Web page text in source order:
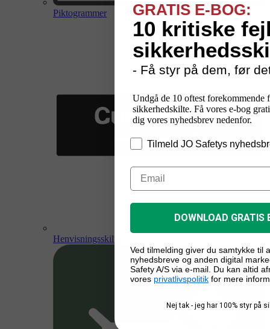
Piktogrammer
Henvisningsskilte
GRATIS E-BOG:
10 kritiske
- Få styr på dem, før
Undgå de 10 oftest forekommende
sikkerhedskilte. Få vores e-bog
dig vores nyhedsbrev nedenfor.
Tilmeld JO Safetys
DOWNLOAD GRATIS
Ved tilmelding giver du samtykke til
nyhedsbreve og anden digital
Safety A/S via e-mail. Du kan altid
vores privatlivspolitik for mere
Nej tak - jeg har 100% styr på